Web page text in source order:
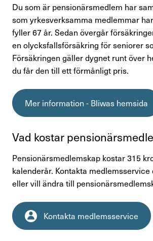
Du som är pensionärsmedlem har
som yrkesverksamma medlemmar
fyller 67 år. Sedan övergår
en olycksfallsförsäkring för seniorer
Försäkringen gäller dygnet runt över
du får den till ett förmånligt pris.
Mer information - Bliwas hemsida
Vad kostar
Pensionärsmedlemskap kostar 315
kalenderår. Kontakta
eller vill ändra till
Kontakta medlemsservice